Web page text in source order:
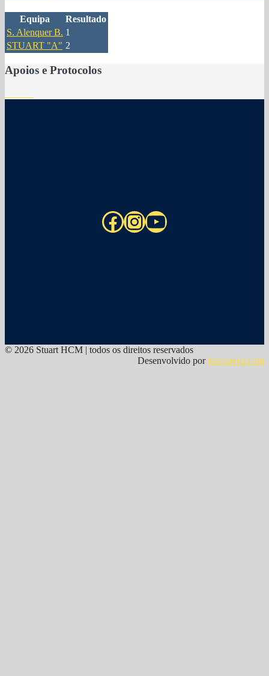
Equipa
Resultado
S. Alenquer B. 1
STUART "A" 2
Apoios e Protocolos
Facebook
Instagram
YouTube
© 2026 Stuart HCM | todos os direitos reservados
Desenvolvido porjosexavier.com